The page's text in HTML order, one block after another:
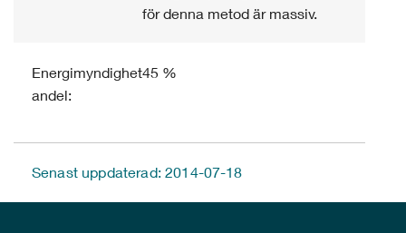
för denna metod är massiv.
Energimyndighetens
andel:
45 %
Senast uppdaterad: 2014-07-18